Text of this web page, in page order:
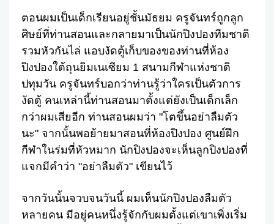
ตอนผมเป็นเด็กเรียนอยู่ชั้นมัธยม ครูจันทร์ถูกลูก
ศิษย์ที่ท่านสอนและกลายมาเป็นนักปิงปองทีมชาติ
รวมหัวกันไล่ แอบงัดตู้เก็บของของท่านที่ห้อง
ปิงปองใต้ถุนยิมเนเซียม 1 สนามกีฬาแห่งชาติ
ปทุมวัน ครูจันทร์บอกว่าท่านรู้ว่าใครเป็นตัวการ
งัดตู้ คนเหล่านี้ท่านสอนมาตั้งแต่ยังเป็นเด็กเล็ก
กว่าผมเสียอีก ท่านสอนผมว่า "โตขึ้นอย่าลืมตัว
นะ" จากนั้นพอย้ายมาสอนที่ห้องปิงปอง ศูนย์ฝึก
กีฬาในร่มที่หัวหมาก นักปิงปองจะเห็นลูกปิงปองที่
แจกมีคำว่า "อย่าลืมตัว" เขียนไว้
จากวันนั้นจวบจนวันนี้ ผมเห็นนักปิงปองลืมตัว
หลายคน มีอยู่คนหนึ่งรู้จักกับผมตั้งแต่เขาเพิ่งเริ่ม